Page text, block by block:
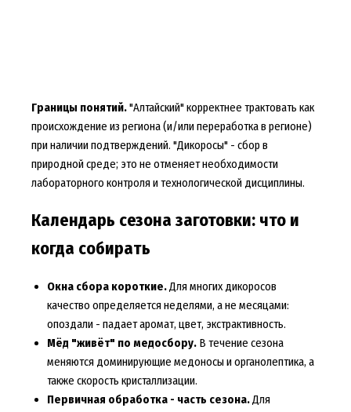
Границы понятий."Алтайский" корректнее трактовать как
происхождение из региона (и/или переработка в регионе)
при наличии подтверждений. "Дикоросы" - сбор в
природной среде; это не отменяет необходимости
лабораторного контроля и технологической дисциплины.
Календарь сезона заготовки: что и
когда собирать
Окна сбора короткие.Для многих дикоросов
качество определяется неделями, а не месяцами:
опоздали - падает аромат, цвет, экстрактивность.
Мёд "живёт" по медосбору.В течение сезона
меняются доминирующие медоносы и органолептика, а
также скорость кристаллизации.
Первичная обработка - часть сезона.Для